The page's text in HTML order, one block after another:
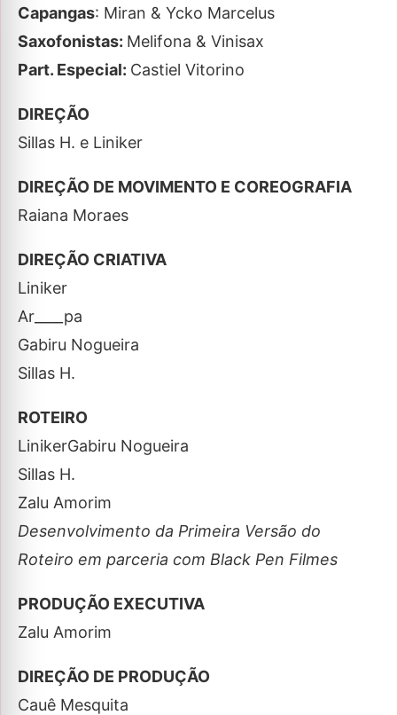
Capangas: Miran & Ycko Marcelus
Saxofonistas: Melifona & Vinisax
Part. Especial: Castiel Vitorino
DIREÇÃO
Sillas H. e Liniker
DIREÇÃO DE MOVIMENTO E COREOGRAFIA
Raiana Moraes
DIREÇÃO CRIATIVA
Liniker
Ar____pa
Gabiru Nogueira
Sillas H.
ROTEIRO
LinikerGabiru Nogueira
Sillas H.
Zalu Amorim
Desenvolvimento da Primeira Versão do
Roteiro em parceria com Black Pen Filmes
PRODUÇÃO EXECUTIVA
Zalu Amorim
DIREÇÃO DE PRODUÇÃO
Cauê Mesquita